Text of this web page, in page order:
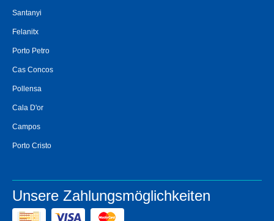
Santanyi
Felanitx
Porto Petro
Cas Concos
Pollensa
Cala D'or
Campos
Porto Cristo
Unsere Zahlungsmöglichkeiten